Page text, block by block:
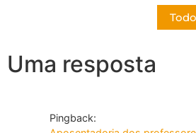
Uma resposta
Pingback: